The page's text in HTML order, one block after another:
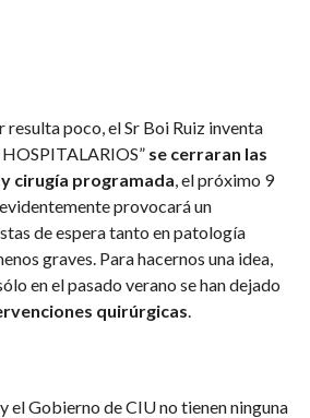
poco, el Sr Boi Ruiz inventa
se cerraran las
cirugía programada, el próximo 9
provocará un
de espera tanto en patología
graves. Para hacernos una idea,
en el pasado verano se han dejado
quirúrgicas.
el Gobierno de CIU no tienen ninguna